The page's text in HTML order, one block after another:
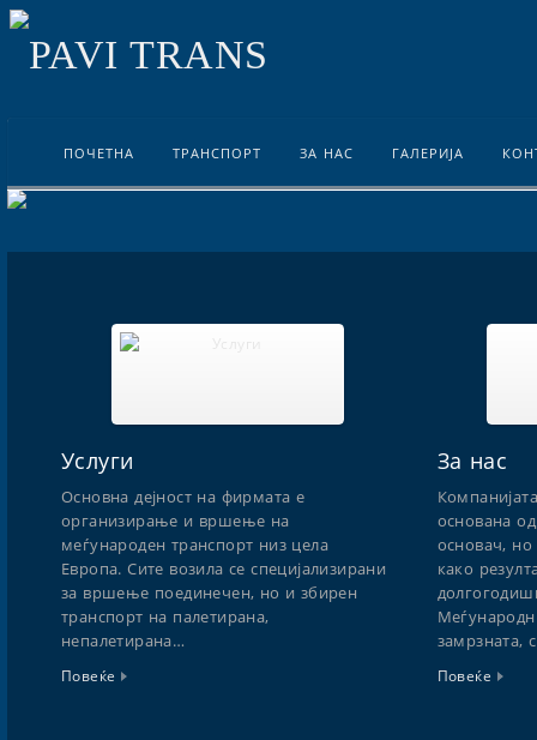
ПОЧЕТНА ТРАНСПОРТ ЗА НАС ГАЛЕРИЈА
Услуги
Основна дејност на фирмата е
организирање и вршење на
меѓународен транспорт низ цела
Европа. Сите возила се специјализирани
за вршење поединечен, но и збирен
транспорт на палетирана,
непалетирана…
Повеќе
За нас
основана
основач, но
како
замрзната,
Повеќе